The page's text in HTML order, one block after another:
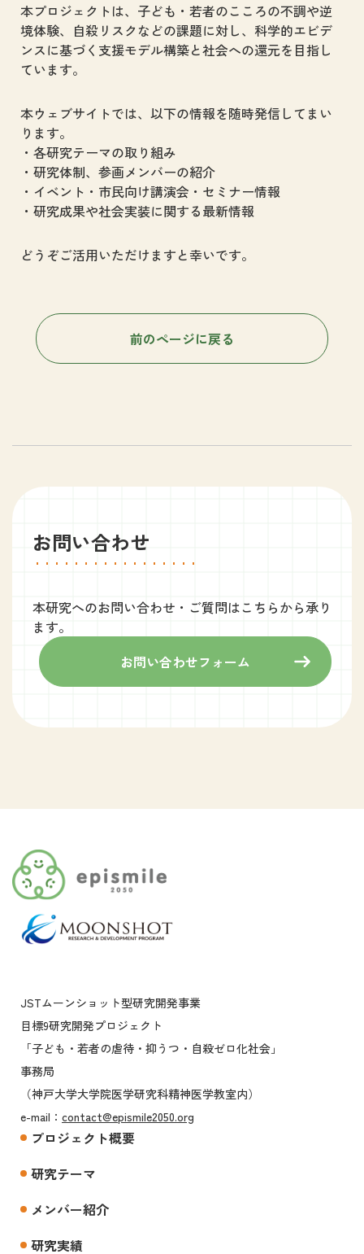
本プロジェクトは、子ども・若者のこころの不調や逆
境体験、自殺リスクなどの課題に対し、科学的エビデ
ンスに基づく支援モデル構築と社会への還元を目指し
ています。
本ウェブサイトでは、以下の情報を随時発信してまい
ります。
各研究テーマの取り組み
研究体制、参画メンバーの紹介
イベント・市民向け講演会・セミナー情報
研究成果や社会実装に関する最新情報
どうぞご活用いただけますと幸いです。
前のページに戻る
お問い合わせ
本研究へのお問い合わせ・ご質問はこちらから承り
ます。
お問い合わせフォーム
JSTムーンショット型研究開発事業
目標9研究開発プロジェクト
「子ども・若者の虐待・抑うつ・自殺ゼロ化社会」
事務局
（神戸大学大学院医学研究科精神医学教室内）
e-mail： contact@epismile2050.org
プロジェクト概要
研究テーマ
メンバー紹介
研究実績